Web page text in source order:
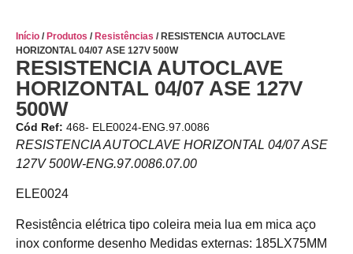
Início / Produtos / Resistências / RESISTENCIA AUTOCLAVE
HORIZONTAL 04/07 ASE 127V 500W
RESISTENCIA AUTOCLAVE
HORIZONTAL 04/07 ASE 127V
500W
Cód Ref: 468- ELE0024-ENG.97.0086
RESISTENCIA AUTOCLAVE HORIZONTAL 04/07 ASE
127V 500W-ENG.97.0086.07.00
ELE0024
Resistência elétrica tipo coleira meia lua em mica aço
inox conforme desenho Medidas externas: 185LX75MM